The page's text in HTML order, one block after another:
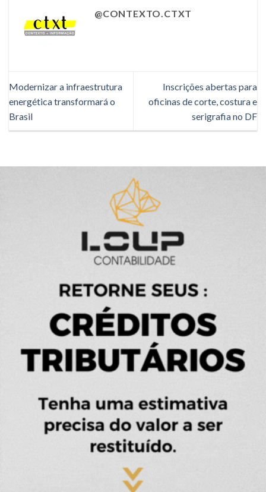
@CONTEXTO.CTXT
Modernizar a infraestrutura
energética transformará o
Brasil
Inscrições abertas para
oficinas de corte, costura e
serigrafia no DF